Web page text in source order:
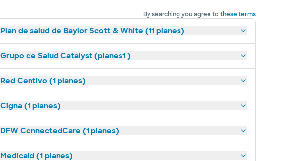
By searching you agree tothese terms
Plan de salud de Baylor Scott & White (11 planes)
Grupo de Salud Catalyst (planes1 )
Red Centivo (1 planes)
Cigna (1 planes)
DFW ConnectedCare (1 planes)
Medicaid (1 planes)